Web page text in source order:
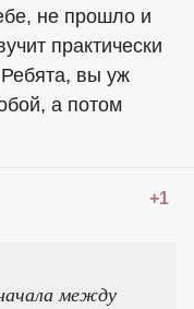
не прошло и
практически
вы уж
а потом
+1
между